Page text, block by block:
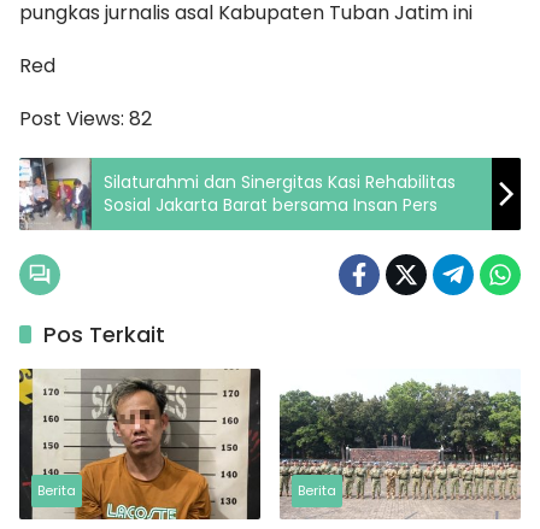
pungkas jurnalis asal Kabupaten Tuban Jatim ini
Red
Post Views: 82
Silaturahmi dan Sinergitas Kasi Rehabilitas
Sosial Jakarta Barat bersama Insan Pers
Pos Terkait
Berita Berita